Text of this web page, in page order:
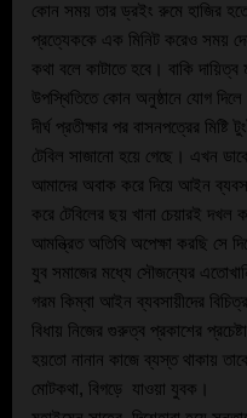
কোন সময় তার ড্রইং রুমে হাজির হতে
প্রত্যেককে এক মিনিট করেও সময়
কথা বলে কাটাতে হবে। বাকি
উপস্থিতিতে কোন অনুষ্ঠানে যোগ দিলে
দীর্ঘ প্রতীক্ষার পর বাসনপত্রের
টেবিল সাজানো হয়ে গেছে। এখন
আমাদের অবাক করে দিয়ে আইন
করে টেবিলের ছয় খানা চেয়ারই
আমন্ত্রিত অতিথি অপেক্ষা করছি সে
যুব সমাজের মধ্যে সৌজন্যের
গরম কিম্বা আইন ব্যবসায়ীদের বিচিত্র
বিধায় নিজের গুরুত্ব প্রকাশের প্রচেষ্টা।
হয়তো নানান কাজে ব্যস্ত থাকায়
মোটকথা, বিগড়ে  যাওয়া যুবক।